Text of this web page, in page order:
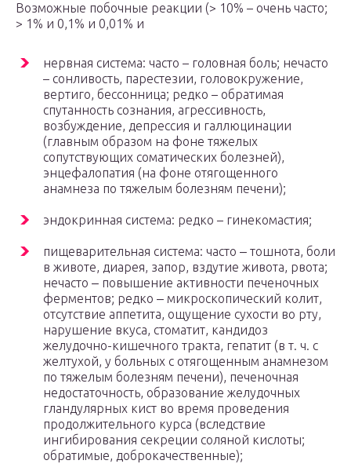
Возможные побочные реакции (> 10% – очень часто;
> 1% и 0,1% и 0,01% и
нервная система: часто – головная боль; нечасто
– сонливость, парестезии, головокружение,
вертиго, бессонница; редко – обратимая
спутанность сознания, агрессивность,
возбуждение, депрессия и галлюцинации
(главным образом на фоне тяжелых
сопутствующих соматических болезней),
энцефалопатия (на фоне отягощенного
анамнеза по тяжелым болезням печени);
эндокринная система: редко – гинекомастия;
пищеварительная система: часто ‒ тошнота, боли
в животе, диарея, запор, вздутие живота, рвота;
нечасто ‒ повышение активности печеночных
ферментов; редко ‒ микроскопический колит,
отсутствие аппетита, ощущение сухости во рту,
нарушение вкуса, стоматит, кандидоз
желудочно-кишечного тракта, гепатит (в т. ч. с
желтухой, у больных с отягощенным анамнезом
по тяжелым болезням печени), печеночная
недостаточность, образование желудочных
гландулярных кист во время проведения
продолжительного курса (вследствие
ингибирования секреции соляной кислоты;
обратимые, доброкачественные);